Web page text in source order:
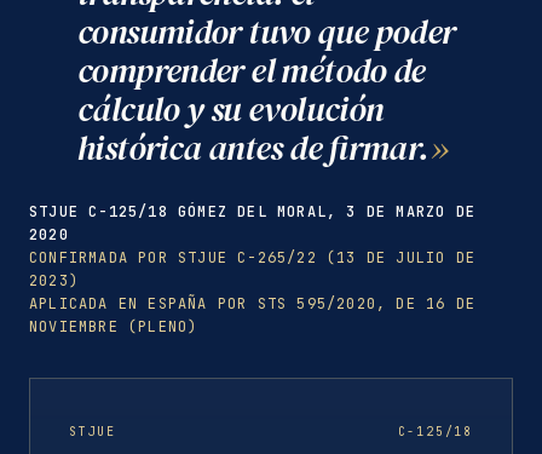
consumidor tuvo que poder
comprender el método de
cálculo y su evolución
histórica antes de firmar.
STJUE C-125/18 GÓMEZ DEL MORAL, 3 DE MARZO DE
2020
CONFIRMADA POR STJUE C-265/22 (13 DE JULIO DE
2023)
APLICADA EN ESPAÑA POR STS 595/2020, DE 16 DE
NOVIEMBRE (PLENO)
STJUE C-125/18